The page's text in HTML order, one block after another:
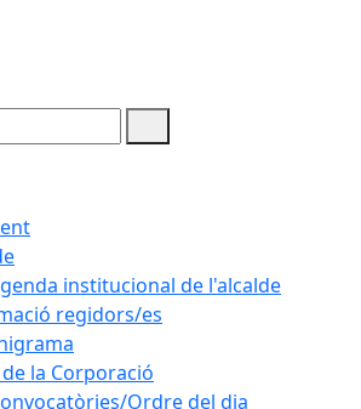
institucional de l'alcalde
regidors/es
de la Corporació
Ordre del dia